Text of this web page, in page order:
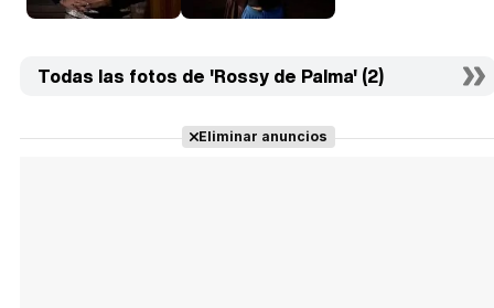
Todas las fotos de 'Rossy de Palma' (2)
Eliminar anuncios